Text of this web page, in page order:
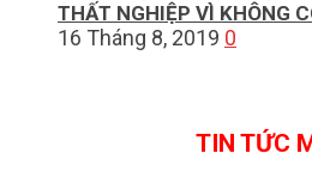
THẤT NGHIỆP VÌ KHÔNG
16 Tháng 8, 2019 0
TIN TỨC